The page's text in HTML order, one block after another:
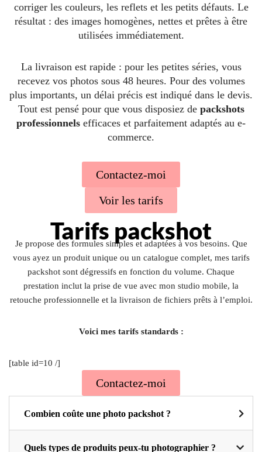
corriger les couleurs, les reflets et les petits défauts. Le
résultat : des images homogènes, nettes et prêtes à être
utilisées immédiatement.
La livraison est rapide : pour les petites séries, vous
recevez vos photos sous 48 heures. Pour des volumes
plus importants, un délai précis est indiqué dans le devis.
Tout est pensé pour que vous disposiez de packshots
professionnels efficaces et parfaitement adaptés au e-
commerce.
Contactez-moi
Voir les tarifs
Tarifs packshot
Je propose des formules simples et adaptées à vos besoins. Que
vous ayez un produit unique ou un catalogue complet, mes tarifs
packshot sont dégressifs en fonction du volume. Chaque
prestation inclut la prise de vue avec mon studio mobile, la
retouche professionnelle et la livraison de fichiers prêts à l’emploi.
Voici mes tarifs standards :
[table id=10 /]
Contactez-moi
Combien coûte une photo packshot ?
Quels types de produits peux-tu photographier ?